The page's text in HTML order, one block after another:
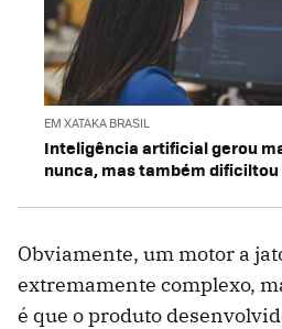
EM XATAKA BRASIL
Inteligência artificial gerou
nunca, mas também
Obviamente, um motor a
extremamente complexo,
é que o produto